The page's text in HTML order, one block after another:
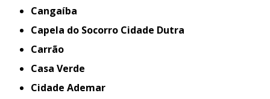
Cangaíba
Capela do Socorro Cidade Dutra
Carrão
Casa Verde
Cidade Ademar